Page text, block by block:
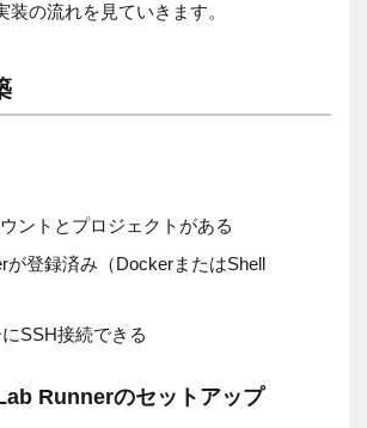
装の流れを見ていきます。
ントとプロジェクトがある
が登録済み（DockerまたはShell
SSH接続できる
Runnerのセットアップ